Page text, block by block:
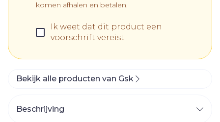
komen afhalen en betalen.
Ik weet dat dit product een
voorschrift vereist.
Bekijk alle producten van Gsk
Beschrijving